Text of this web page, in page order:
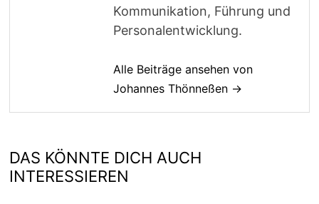
Kommunikation, Führung und
Personalentwicklung.
Alle Beiträge ansehen von
Johannes Thönneßen →
DAS KÖNNTE DICH AUCH
INTERESSIEREN